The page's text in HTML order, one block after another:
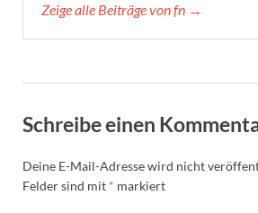
Zeige alle Beiträge von fn →
Schreibe einen
Deine E-Mail-Adresse wird nicht
Felder sind mit * markiert